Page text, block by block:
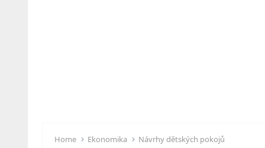
Home Ekonomika Návrhy dětských pokojů